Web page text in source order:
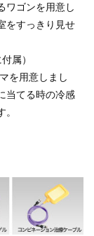
ワゴンを用意し
をすっきり見せ
属）
を用意しまし
当てる時の冷感